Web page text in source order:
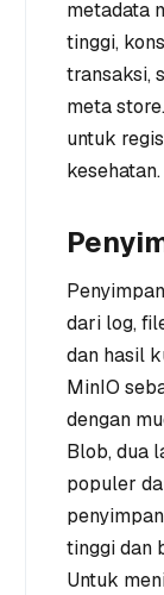
metadata
tinggi,
transaksi,
meta
untuk
kesehatan.
dari log,
dan hasil
MinIO
dengan
Blob, dua
populer
tinggi dan
Untuk